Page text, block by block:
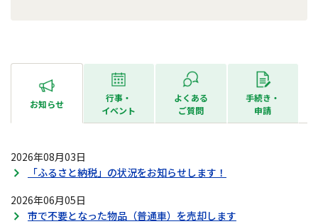
お知らせ
行事・
イベント
よくある
ご質問
手続き・
申請
2026年08月03日
「ふるさと納税」の状況をお知らせします！
2026年06月05日
市で不要となった物品（普通車）を売却します